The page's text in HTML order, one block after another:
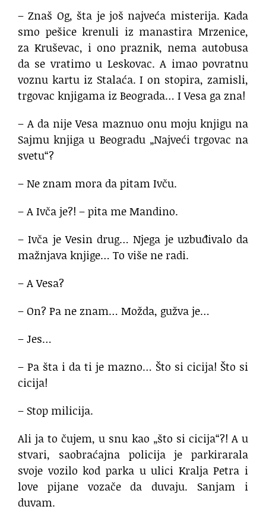
– Znaš Og, šta je još najveća misterija. Kada
smo pešice krenuli iz manastira Mrzenice,
za Kruševac, i ono praznik, nema autobusa
da se vratimo u Leskovac. A imao povratnu
voznu kartu iz Stalaća. I on stopira, zamisli,
trgovac knjigama iz Beograda… I Vesa ga zna!
– A da nije Vesa maznuo onu moju knjigu na
Sajmu knjiga u Beogradu „Najveći trgovac na
svetu“?
– Ne znam mora da pitam Ivču.
– A Ivča je?! – pita me Mandino.
– Ivča je Vesin drug… Njega je uzbuđivalo da
mažnjava knjige… To više ne radi.
– A Vesa?
– On? Pa ne znam… Možda, gužva je…
– Jes…
– Pa šta i da ti je mazno… Što si cicija! Što si
cicija!
– Stop milicija.
Ali ja to čujem, u snu kao „što si cicija“?! A u
stvari, saobraćajna policija je parkirarala
svoje vozilo kod parka u ulici Kralja Petra i
love pijane vozače da duvaju. Sanjam i
duvam.